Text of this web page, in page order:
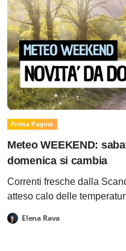
Prima Pagina
Meteo WEEKEND:
domenica si cambia
Correnti fresche dalla
atteso calo delle
Elena Rava